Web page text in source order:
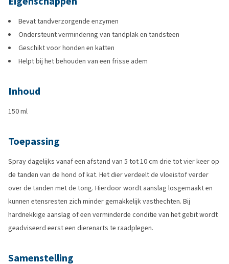
Bevat tandverzorgende enzymen
Ondersteunt vermindering van tandplak en tandsteen
Geschikt voor honden en katten
Helpt bij het behouden van een frisse adem
Inhoud
150 ml
Toepassing
Spray dagelijks vanaf een afstand van 5 tot 10 cm drie tot vier keer op
de tanden van de hond of kat. Het dier verdeelt de vloeistof verder
over de tanden met de tong. Hierdoor wordt aanslag losgemaakt en
kunnen etensresten zich minder gemakkelijk vasthechten. Bij
hardnekkige aanslag of een verminderde conditie van het gebit wordt
geadviseerd eerst een dierenarts te raadplegen.
Samenstelling